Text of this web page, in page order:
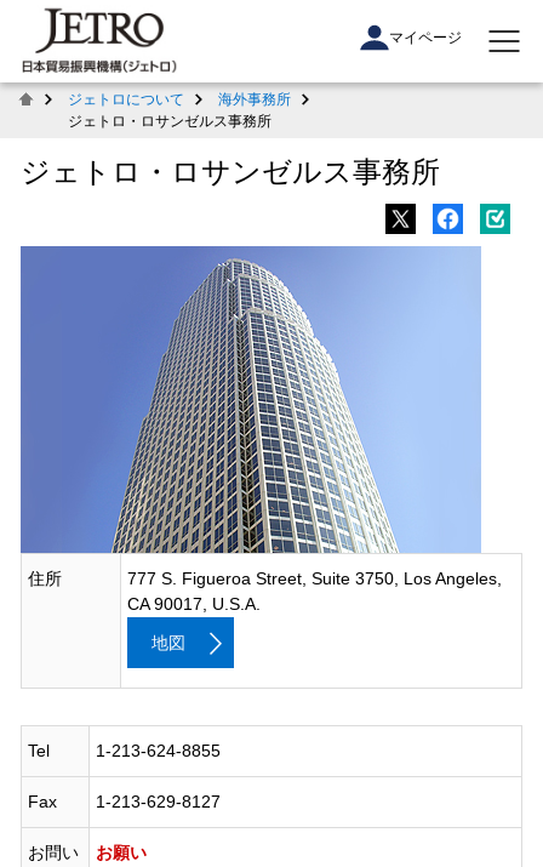
マイページ
ジェトロについて
海外事務所
ジェトロ・ロサンゼルス事務所
ジェトロ・ロサンゼルス事務所
住所
777 S. Figueroa Street, Suite 3750, Los Angeles,
CA 90017, U.S.A.
地図
Tel 1-213-624-8855
Fax 1-213-629-8127
お問い
お願い